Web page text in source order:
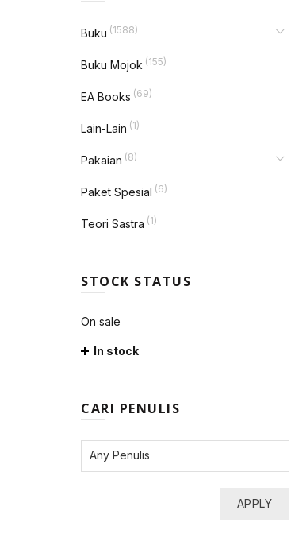
Buku (1588)
Buku Mojok (155)
EA Books (69)
Lain-Lain (1)
Pakaian (8)
Paket Spesial (6)
Teori Sastra (1)
STOCK STATUS
On sale
In stock
CARI PENULIS
APPLY